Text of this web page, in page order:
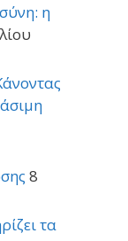
η
8
τα